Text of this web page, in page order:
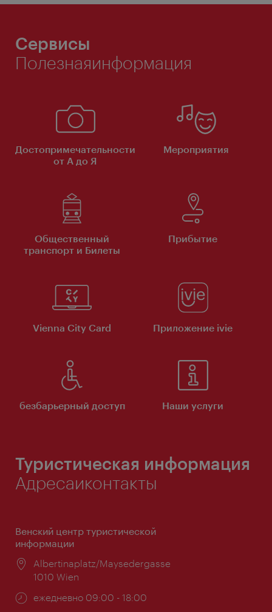
Сервисы
Полезнаяинформация
Достопримечательности
от А до Я
Мероприятия
Общественный
транспорт и Билеты
Прибытие
Vienna City Card Приложение ivie
безбарьерный доступ Наши услуги
Туристическая информация
Адресаиконтакты
Венский центр туристической
информации
Расположение:
Albertinaplatz/Maysedergasse
1010 Wien
Часы
ежедневно 09:00 - 18:00